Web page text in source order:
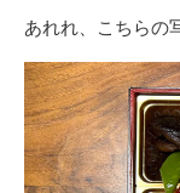
あれれ、こちらの